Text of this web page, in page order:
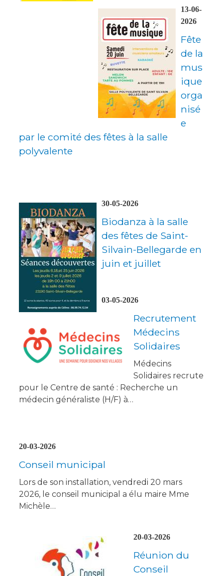
13-06-
2026
Fête
de la
mus
ique
orga
nisé
e
par le comité des fêtes à la salle
polyvalente
30-05-2026
Biodanza à la salle
des fêtes de Saint-
Silvain-Bellegarde en
juin et juillet
03-05-2026
Recrutement
Médecins
Solidaires
Médecins
Solidaires recrute
pour le Centre de santé : Recherche un
médecin généraliste (H/F) à…
20-03-2026
Conseil municipal
Lors de son installation, vendredi 20 mars
2026, le conseil municipal a élu maire Mme
Michèle…
20-03-2026
Réunion du
Conseil